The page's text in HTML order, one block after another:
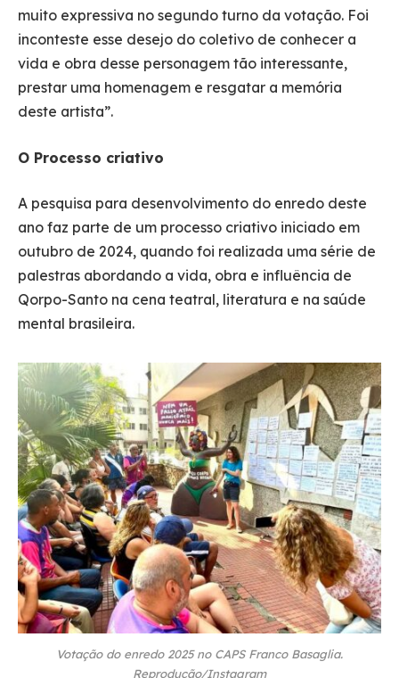
muito expressiva no segundo turno da votação. Foi
inconteste esse desejo do coletivo de conhecer a
vida e obra desse personagem tão interessante,
prestar uma homenagem e resgatar a memória
deste artista”.
O Processo criativo
A pesquisa para desenvolvimento do enredo deste
ano faz parte de um processo criativo iniciado em
outubro de 2024, quando foi realizada uma série de
palestras abordando a vida, obra e influência de
Qorpo-Santo na cena teatral, literatura e na saúde
mental brasileira.
Votação do enredo 2025 no CAPS Franco Basaglia.
Reprodução/Instagram